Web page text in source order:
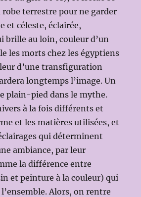
robe terrestre pour ne garder
et céleste, éclairée,
brille au loin, couleur d’un
les morts chez les égyptiens
d’une transfiguration
longtemps l’image. Un
plain-pied dans le mythe.
à la fois différents et
et les matières utilisées, et
qui déterminent
ambiance, par leur
la différence entre
et peinture à la couleur) qui
Alors, on rentre